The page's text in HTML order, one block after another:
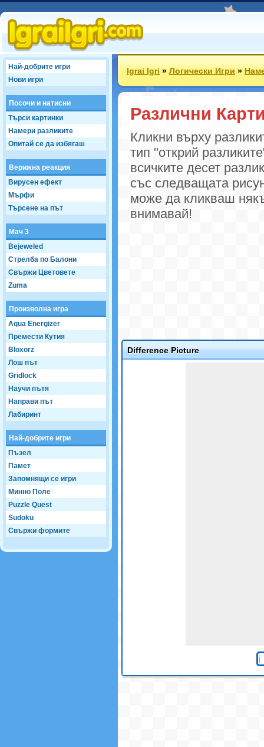
Най-добрите игри
Нови игри
Посочи и натисни
Търси картинки
Намери разликите
Опитай се да избягаш
Верижна реакция
Вирусен ефект
Мърфи
Търсене на път
Мач 3
Bejeweled
Стрелба по Балони
Свържи Цветовете
Zuma
Произволна игра
Aqua Energizer
Премести Кутия
Bloxorz
Лош път
Gridlock
Научи пътя
Направи път
Лабиринт
Най-добрите игри
Пъзел
Памет
Запомнящи се игри
Минно Поле
Puzzle Quest
Sudoku
Свържи формите
Igrai Igri»Логически Игри»
Различни
Кликни върху
тип "открий
всичките десет
със следващата
може да кликваш
внимавай!
Difference Picture